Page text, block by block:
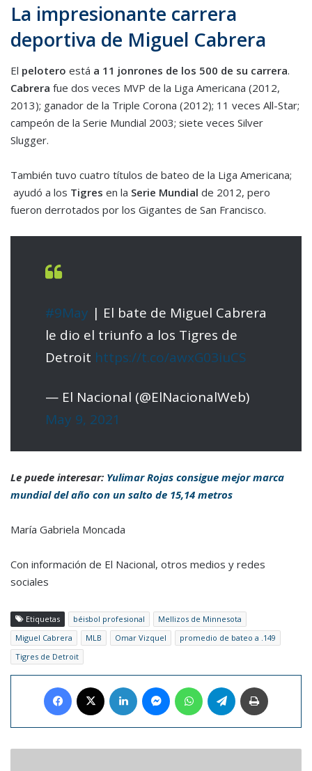
La impresionante carrera
deportiva de Miguel Cabrera
El pelotero está a 11 jonrones de los 500 de su carrera.
Cabrera fue dos veces MVP de la Liga Americana (2012,
2013); ganador de la Triple Corona (2012); 11 veces All-Star;
campeón de la Serie Mundial 2003; siete veces Silver
Slugger.
También tuvo cuatro títulos de bateo de la Liga Americana;
ayudó a los Tigres en la Serie Mundial de 2012, pero
fueron derrotados por los Gigantes de San Francisco.
#9May | El bate de Miguel Cabrera
le dio el triunfo a los Tigres de
Detroit https://t.co/awxG03iuCS
— El Nacional (@ElNacionalWeb)
May 9, 2021
Le puede interesar: Yulimar Rojas consigue mejor marca
mundial del año con un salto de 15,14 metros
María Gabriela Moncada
Con información de El Nacional, otros medios y redes
sociales
Etiquetas béisbol profesional
Mellizos de Minnesota
Miguel Cabrera
MLB Omar Vizquel
promedio de bateo a .149
Tigres de Detroit
Facebook LinkedIn MessengerWhatsAppTelegram